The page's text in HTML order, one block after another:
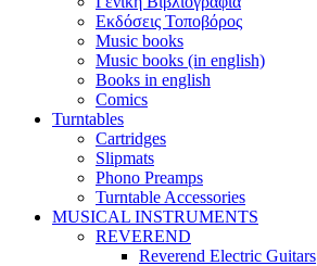
Εκδόσεις Τοποβόρος
Music books
Music books (in english)
Books in english
Comics
Turntables
Cartridges
Slipmats
Phono Preamps
Turntable Accessories
MUSICAL INSTRUMENTS
REVEREND
Reverend Electric Guitars